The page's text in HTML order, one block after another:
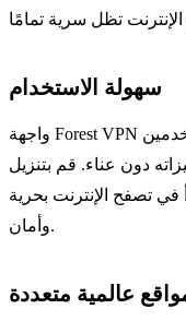
سهولة الاستخدام
واجهة Forest VPN بسيطة وسهلة الفهم، مما يتيح للمستخدمين
دون عناء. قم بتنزيل
في تصفح الإنترنت بحرية
وأمان.
عالمية متعددة